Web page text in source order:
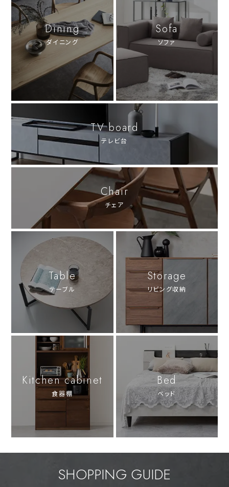
Dining
ダイニング
Sofa
ソファ
TV board
テレビ台
Chair
チェア
Table
テーブル
Storage
リビング収納
Kitchen cabinet
食器棚
Bed
ベッド
SHOPPING GUIDE